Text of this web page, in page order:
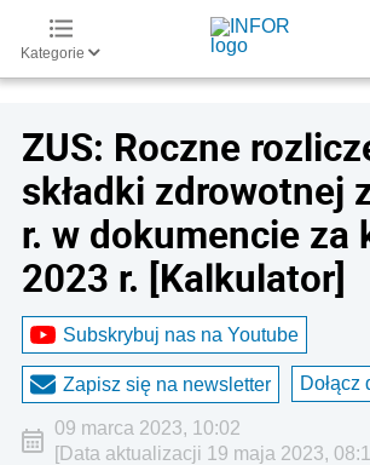
Kategorie
ZUS: Roczne
składki zdrowotnej
r. w dokumencie za
2023 r. [Kalkulator]
Subskrybuj nas na Youtube
Zapisz się na newsletter Dołącz
09 marca 2023, 10:02
[Data aktualizacji 19 maja 2023,